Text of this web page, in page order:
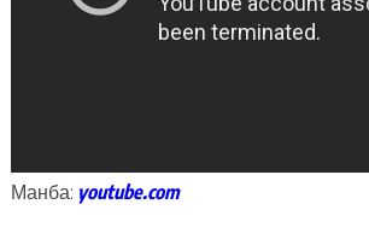
Манба: youtube.com